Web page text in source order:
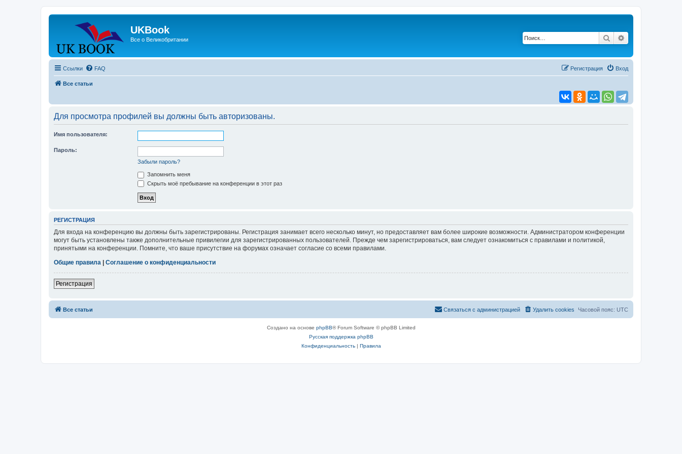
UKBook
Все о Великобритании Поиск
Ссылки FAQ Вход
Регистрация
Все статьи
Для просмотра профилей вы должны быть авторизованы.
Имя пользователя:
Пароль:
Забыли пароль?
Запомнить меня
Скрыть моё пребывание на конференции в этот раз
РЕГИСТРАЦИЯ
Для входа на конференцию вы должны быть зарегистрированы. Регистрация занимает всего несколько минут, но предоставляет вам более широкие возможности. Администратором конференции
могут быть установлены также дополнительные привилегии для зарегистрированных пользователей. Прежде чем зарегистрироваться, вам следует ознакомиться с правилами и политикой,
принятыми на конференции. Помните, что ваше присутствие на форумах означает согласие со всеми правилами.
Общие правила | Соглашение о конфиденциальности
Регистрация
Все статьи Часовой пояс: UTC
Удалить cookies
Связаться с администрацией
Создано на основе phpBB® Forum Software © phpBB Limited
Русская поддержка phpBB
Конфиденциальность| Правила